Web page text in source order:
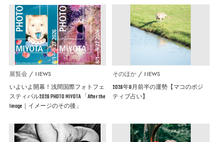
展覧会 NEWS
いよいよ開幕！浅間国際フォトフェ
スティバル2026 PHOTO MIYOTA 「After the
Image｜イメージのその後」
そのほか NEWS
2026年8月前半の運勢【マコのポジ
ティブ占い】